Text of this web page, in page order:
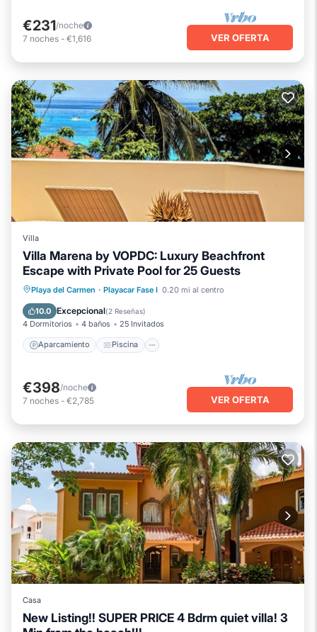
€231/noche
7 noches - €1,616 VER OFERTA
Villa
Villa Marena by VOPDC: Luxury Beachfront
Escape with Private Pool for 25 Guests
Playa del Carmen · Playacar Fase I 0.20 mi al centro
10.0 Excepcional(2 Reseñas)
4 Dormitorios 4 baños 25 Invitados
Aparcamiento Piscina
Aparcamiento Piscina
Vista al mar
Balcón/Terraza
€398/noche
7 noches - €2,785 VER OFERTA
Casa
New Listing!! SUPER PRICE 4 Bdrm quiet villa! 3